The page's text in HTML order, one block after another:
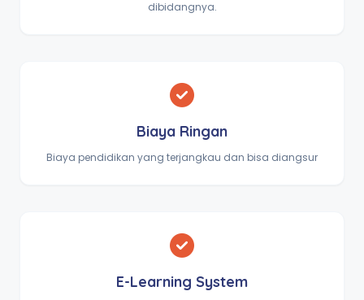
dibidangnya.
Biaya Ringan
Biaya pendidikan yang terjangkau dan bisa diangsur
E-Learning System